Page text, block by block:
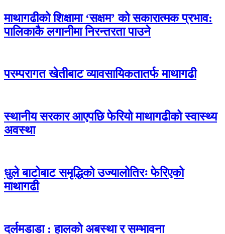
माथागढीको शिक्षामा ‘सक्षम’ को सकारात्मक प्रभाव:
पालिकाकै लगानीमा निरन्तरता पाउने
परम्परागत खेतीबाट व्यावसायिकतातर्फ माथागढी
स्थानीय सरकार आएपछि फेरियो माथागढीको स्वास्थ्य
अवस्था
धुले बाटोबाट समृद्धिको उज्यालोतिरः फेरिएको
माथागढी
दर्लमडाडा : हालको अबस्था र सम्भावना